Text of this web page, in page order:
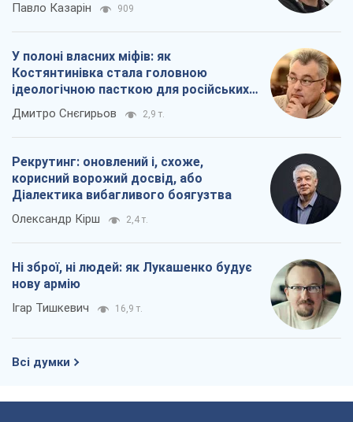
Павло Казарін 909
У полоні власних міфів: як
Костянтинівка стала головною
ідеологічною пасткою для російських
окупантів
Дмитро Снєгирьов 2,9 т.
Рекрутинг: оновлений і, схоже,
корисний ворожий досвід, або
Діалектика вибагливого боягузтва
Олександр Кірш 2,4 т.
Ні зброї, ні людей: як Лукашенко будує
нову армію
Ігар Тишкевич 16,9 т.
Всі думки